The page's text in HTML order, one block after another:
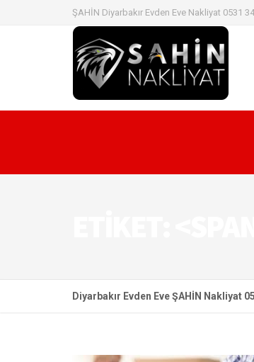
ŞAHİN Diyarbakır Evden Eve Nakliyat 0531
Diyarbakır Evden Eve ŞAHİN Nakliyat